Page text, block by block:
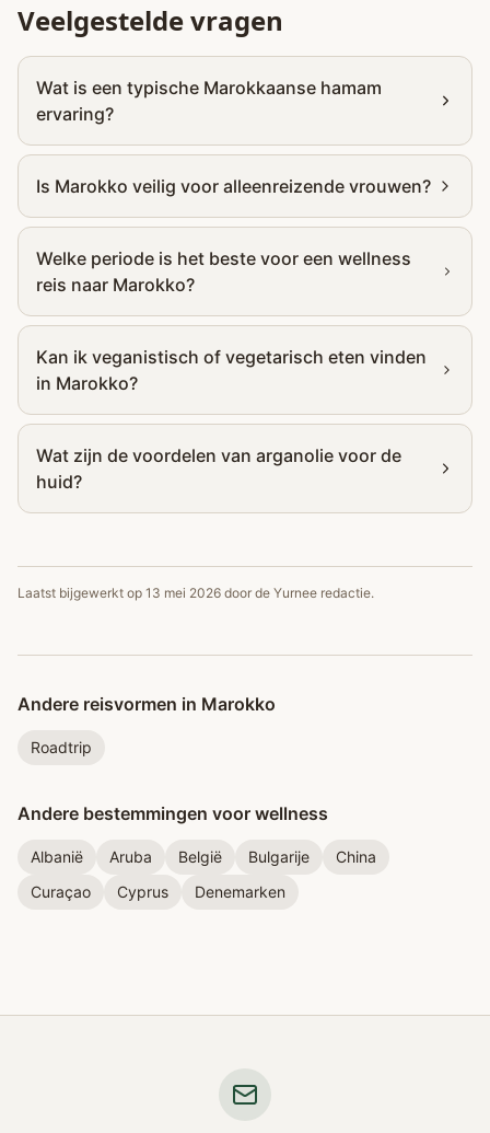
Veelgestelde vragen
Wat is een typische Marokkaanse hamam
ervaring?
Is Marokko veilig voor alleenreizende vrouwen?
Welke periode is het beste voor een wellness
reis naar Marokko?
Kan ik veganistisch of vegetarisch eten vinden
in Marokko?
Wat zijn de voordelen van arganolie voor de
huid?
Laatst bijgewerkt op 13 mei 2026 door de Yurnee redactie.
Andere reisvormen in Marokko
Roadtrip
Andere bestemmingen voor wellness
Albanië Aruba België Bulgarije
China
Curaçao
Cyprus Denemarken